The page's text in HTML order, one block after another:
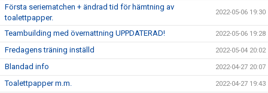
Första seriematchen + ändrad tid för hämtning av
toalettpapper.
2022-05-06 19:30
Teambuilding med övernattning UPPDATERAD! 2022-05-06 19:28
Fredagens träning inställd 2022-05-04 20:02
Blandad info 2022-04-27 20:07
Toalettpapper m.m. 2022-04-27 19:43